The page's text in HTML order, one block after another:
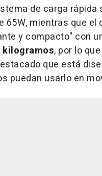
de carga rápida
65W, mientras que el
y compacto" con
kilogramos, por lo
que está
puedan usarlo en